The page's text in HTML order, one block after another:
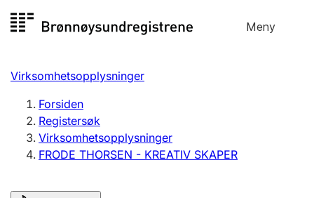
til
Meny
Registersøk
Aksjeselskap
Enkeltpersonforetak
Registrere, endre, slette
Virksomhetsopplysninger
Forsiden
Registersøk
Virksomhetsopplysninger
FRODE THORSEN - KREATIV SKAPER